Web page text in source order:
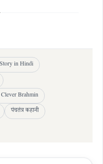
in Hindi
Brahmin
पंचतंत्र कहानी